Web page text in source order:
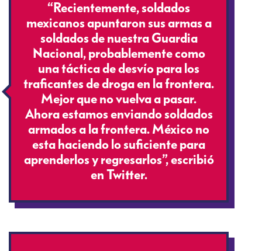
“Recientemente, soldados
mexicanos apuntaron sus armas a
soldados de nuestra Guardia
Nacional, probablemente como
una táctica de desvío para los
traficantes de droga en la frontera.
Mejor que no vuelva a pasar.
Ahora estamos enviando soldados
armados a la frontera. México no
esta haciendo lo suficiente para
aprenderlos y regresarlos”, escribió
en Twitter.